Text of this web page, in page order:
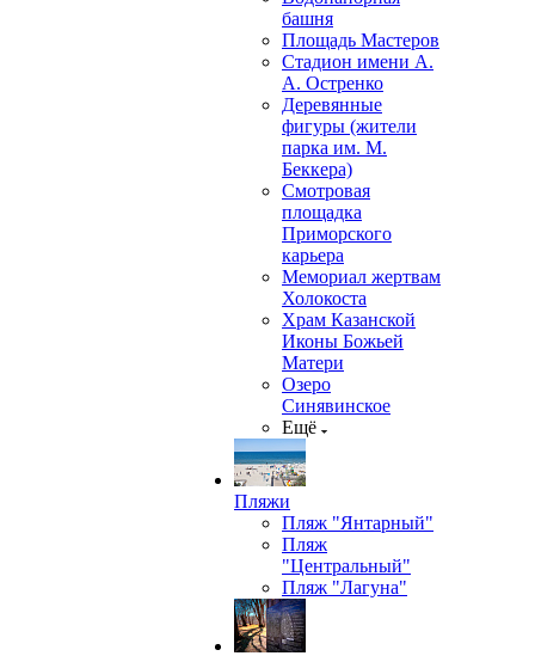
башня
Площадь Мастеров
Стадион имени А.
А. Остренко
Деревянные
фигуры (жители
парка им. М.
Беккера)
Смотровая
площадка
Приморского
карьера
Мемориал жертвам
Холокоста
Храм Казанской
Иконы Божьей
Матери
Озеро
Синявинское
Ещё
Пляжи
Пляж "Янтарный"
Пляж
"Центральный"
Пляж "Лагуна"